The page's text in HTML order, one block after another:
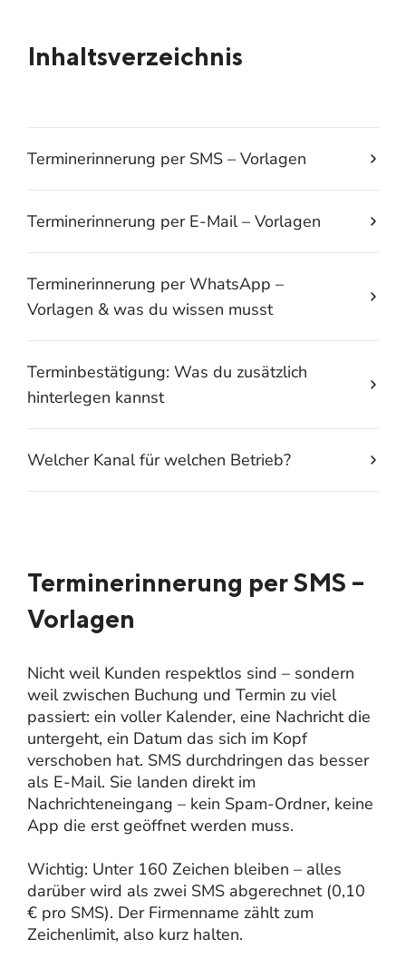
Inhaltsverzeichnis
Terminerinnerung per SMS – Vorlagen
Terminerinnerung per E-Mail – Vorlagen
Terminerinnerung per WhatsApp –
Vorlagen & was du wissen musst
Terminbestätigung: Was du zusätzlich
hinterlegen kannst
Welcher Kanal für welchen Betrieb?
Terminerinnerung per SMS –
Vorlagen
Nicht weil Kunden respektlos sind – sondern
weil zwischen Buchung und Termin zu viel
passiert: ein voller Kalender, eine Nachricht die
untergeht, ein Datum das sich im Kopf
verschoben hat. SMS durchdringen das besser
als E-Mail. Sie landen direkt im
Nachrichteneingang – kein Spam-Ordner, keine
App die erst geöffnet werden muss.
Wichtig: Unter 160 Zeichen bleiben – alles
darüber wird als zwei SMS abgerechnet (0,10
€ pro SMS). Der Firmenname zählt zum
Zeichenlimit, also kurz halten.